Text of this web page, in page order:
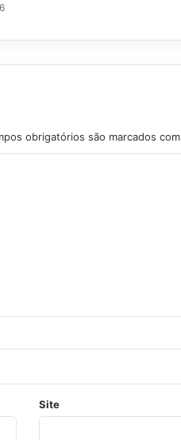
obrigatórios são marcados com
Site